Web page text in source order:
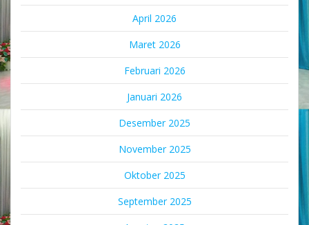
April 2026
Maret 2026
Februari 2026
Januari 2026
Desember 2025
November 2025
Oktober 2025
September 2025